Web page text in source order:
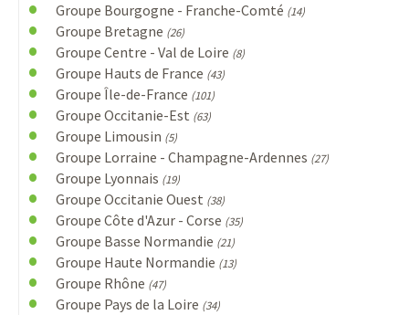
Groupe Bourgogne - Franche-Comté (14)
Groupe Bretagne (26)
Groupe Centre - Val de Loire (8)
Groupe Hauts de France (43)
Groupe Île-de-France (101)
Groupe Occitanie-Est (63)
Groupe Limousin (5)
Groupe Lorraine - Champagne-Ardennes (27)
Groupe Lyonnais (19)
Groupe Occitanie Ouest (38)
Groupe Côte d'Azur - Corse (35)
Groupe Basse Normandie (21)
Groupe Haute Normandie (13)
Groupe Rhône (47)
Groupe Pays de la Loire (34)